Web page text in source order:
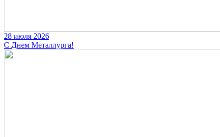
28 июля 2026
С Днем Металлурга!